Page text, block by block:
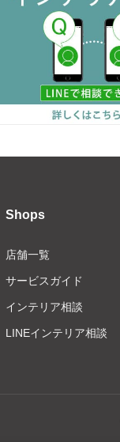
Shops
店舗一覧
サービスガイド
インテリア相談
LINEインテリア相談